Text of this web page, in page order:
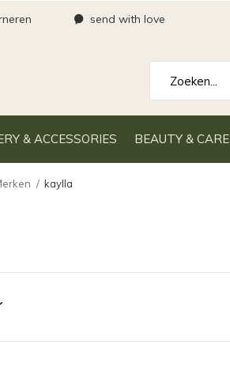
& ACCESSORIES BEAUTY & CARE
send with love
kaylla